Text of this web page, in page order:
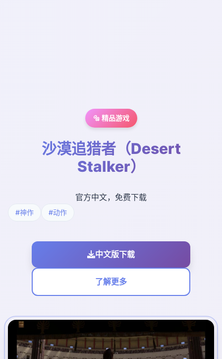
🔩 精品游戏
沙漠追猎者（Desert
Stalker）
官方中文，免费下载
#神作 #动作
中文版下载
了解更多